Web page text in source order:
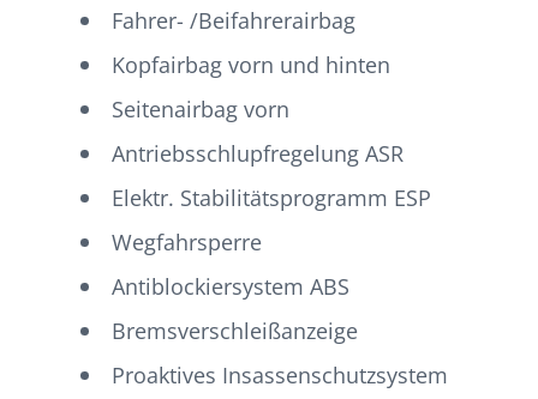
Fahrer- /Beifahrerairbag
Kopfairbag vorn und hinten
Seitenairbag vorn
Antriebsschlupfregelung ASR
Elektr. Stabilitätsprogramm ESP
Wegfahrsperre
Antiblockiersystem ABS
Bremsverschleißanzeige
Proaktives Insassenschutzsystem